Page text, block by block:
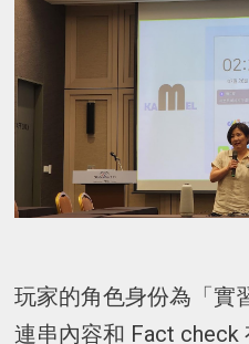
玩家的角色身份為「實
連串內容和 Fact check